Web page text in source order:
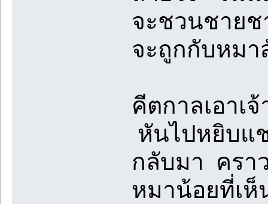
จะชวนชาย
จะถูกกับหมา
คีตกาลเอาเ
หันไปหยิบแ
กลับมา ครา
หมาน้อยที่เห็